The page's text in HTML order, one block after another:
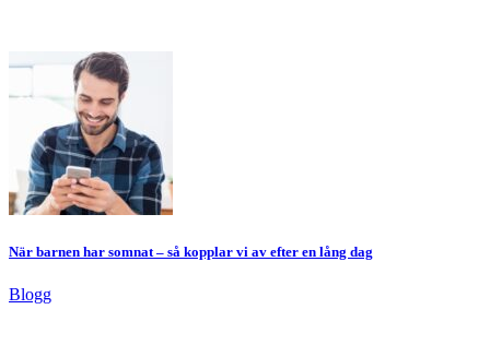
När barnen har somnat – så kopplar vi av efter en lång dag
Blogg